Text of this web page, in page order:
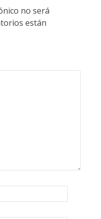
no será
están